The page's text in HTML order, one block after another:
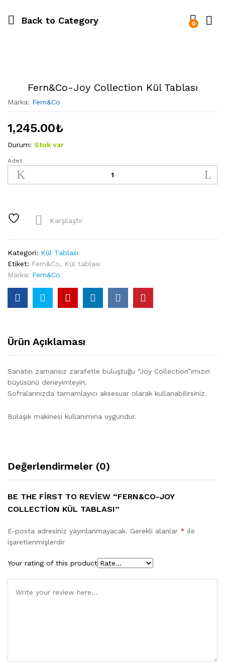
Back to Category 0
Fern&Co-Joy Collection Kül Tablası
Marka: Fern&Co
1,245.00₺
Durum: Stok var
Fern&Co-
Joy
Collection
quantity
Adet
Karşılaştır
Kategori: Kül Tablası
Etiket: Fern&Co, Kül tablası
Marka: Fern&Co
Ürün Açıklaması
Sanatın zamansız zarafetle buluştuğu “Joy Collection”ımızın
büyüsünü deneyimleyin.
Sofralarınızda tamamlayıcı aksesuar olarak kullanabilirsiniz.
Bulaşık makinesi kullanımına uygundur.
Değerlendirmeler (0)
BE THE FIRST TO REVIEW “FERN&CO-JOY
COLLECTION KÜL TABLASI”
E-posta adresiniz yayınlanmayacak. Gerekli alanlar * ile
işaretlenmişlerdir
Your rating of this product